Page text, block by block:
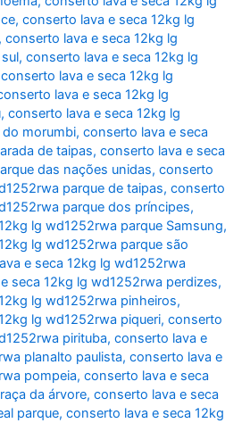
,conserto lava e seca 12kg lg
,conserto lava e seca 12kg lg
,conserto lava e seca 12kg lg
conserto lava e seca 12kg lg
lava e seca 12kg lg
,conserto lava e seca 12kg lg
morumbi,conserto lava e seca
de taipas,conserto lava e seca
das nações unidas,conserto
parque de taipas,conserto
parque dos príncipes,
lg wd1252rwa parque Samsung,
lg wd1252rwa parque são
e seca 12kg lg wd1252rwa
seca 12kg lg wd1252rwa perdizes,
lg wd1252rwa pinheiros,
lg wd1252rwa piqueri,conserto
pirituba,conserto lava e
planalto paulista,conserto lava e
pompeia,conserto lava e seca
da árvore,conserto lava e seca
parque,conserto lava e seca 12kg